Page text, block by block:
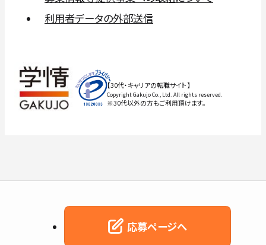
応募ページへ
利用者データの外部送信
【30代・キャリアの転職サイト】
Copyright Gakujo Co., Ltd. All rights reserved.
※30代以外の方もご利用頂けます。